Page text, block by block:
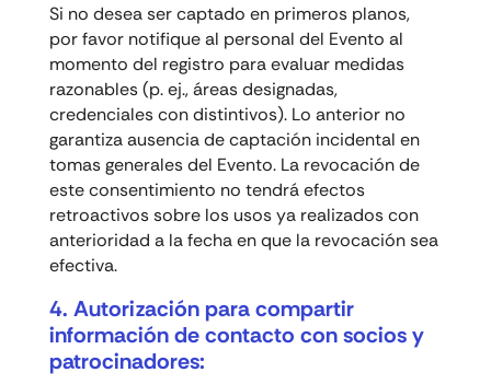
Si no desea ser captado en primeros planos,
por favor notifique al personal del Evento al
momento del registro para evaluar medidas
razonables (p. ej., áreas designadas,
credenciales con distintivos). Lo anterior no
garantiza ausencia de captación incidental en
tomas generales del Evento. La revocación de
este consentimiento no tendrá efectos
retroactivos sobre los usos ya realizados con
anterioridad a la fecha en que la revocación sea
efectiva.
4. Autorización para compartir
información de contacto con socios y
patrocinadores: